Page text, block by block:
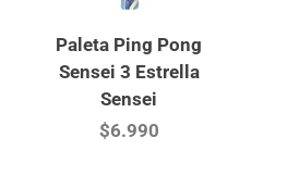
Paleta Ping Pong
Sensei 3 Estrella
Sensei
$6.990